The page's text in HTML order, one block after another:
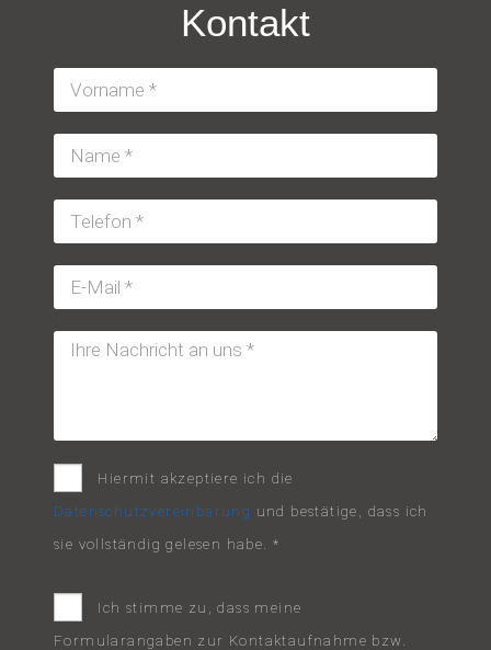
Kontakt
Hiermit akzeptiere ich die
Datenschutzvereinbarung und bestätige, dass ich
sie vollständig gelesen habe. *
Ich stimme zu, dass meine
Formularangaben zur Kontaktaufnahme bzw.